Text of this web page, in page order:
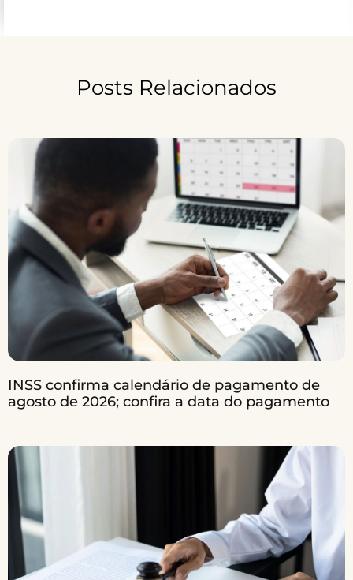
Posts Relacionados
INSS confirma calendário de pagamento de
agosto de 2026; confira a data do pagamento